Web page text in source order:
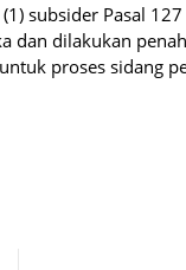
subsider Pasal
dan dilakukan
proses sidang